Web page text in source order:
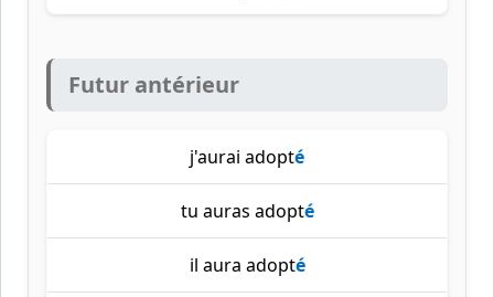
Futur antérieur
j'aurai adopté
tu auras adopté
il aura adopté